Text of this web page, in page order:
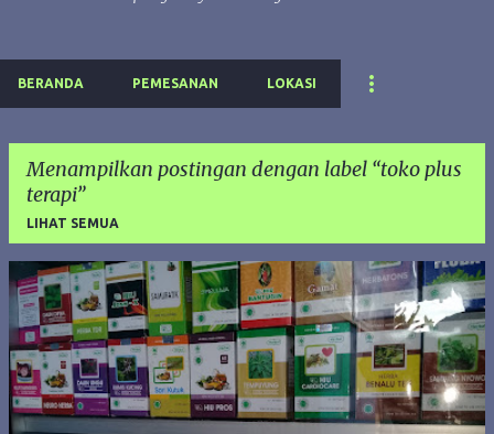
BERANDA PEMESANAN LOKASI
Menampilkan postingan dengan label toko plus
terapi
LIHAT SEMUA
P
s